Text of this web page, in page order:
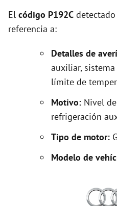
El código P192C
referencia a:
Detalles de
auxiliar,
límite de
Motivo: Nivel
refrigeración
Tipo de motor:
Modelo de